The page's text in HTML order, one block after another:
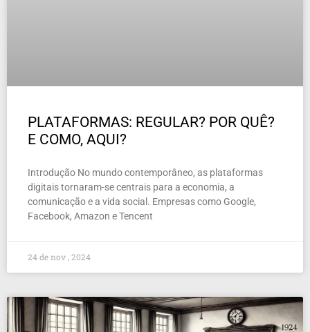
PLATAFORMAS: REGULAR? POR QUÊ?
E COMO, AQUI?
Introdução No mundo contemporâneo, as plataformas
digitais tornaram-se centrais para a economia, a
comunicação e a vida social. Empresas como Google,
Facebook, Amazon e Tencent
24 de nov , 2024